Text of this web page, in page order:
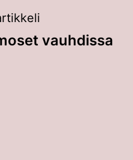
vauhdissa